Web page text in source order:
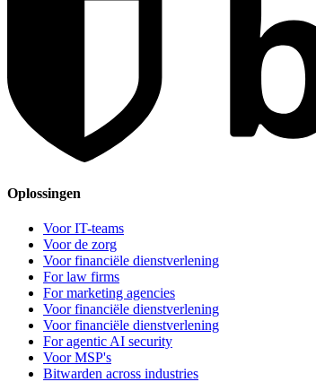
Oplossingen
Voor IT-teams
Voor de zorg
Voor financiële dienstverlening
For law firms
For marketing agencies
Voor financiële dienstverlening
Voor financiële dienstverlening
For agentic AI security
Voor MSP's
Bitwarden across industries